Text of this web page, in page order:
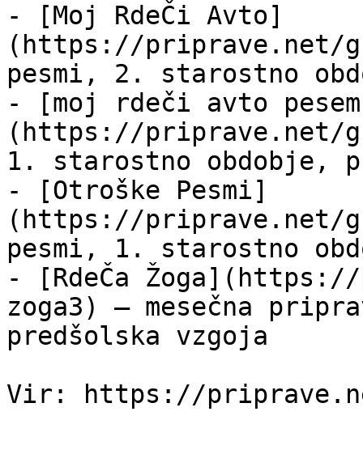
- [Moj RdeČi Avto]
(https://priprave.net/
pesmi, 2. starostno
- [moj rdeči avto
(https://priprave.net/
1. starostno obdobje,
- [Otroške Pesmi]
(https://priprave.net/
pesmi, 1. starostno
- [RdeČa
zoga3) — mesečna
predšolska vzgoja